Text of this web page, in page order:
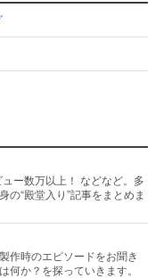
ー数万以上！ などなど。多
の“殿堂入り”記事をまとめま
作時のエピソードをお聞き
何か？を探っていきます。